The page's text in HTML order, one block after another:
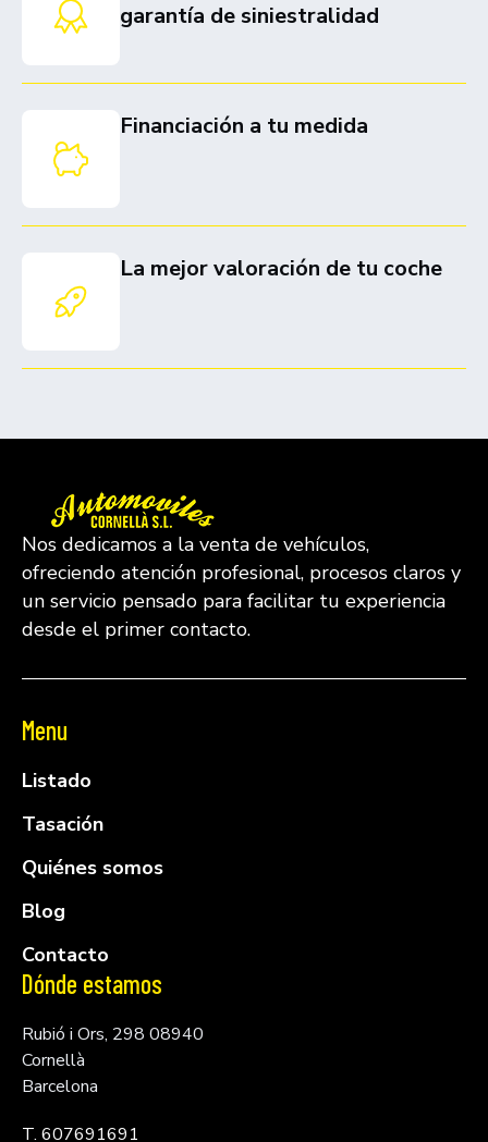
garantía de siniestralidad
Financiación a tu medida
La mejor valoración de tu coche
Nos dedicamos a la venta de vehículos,
ofreciendo atención profesional, procesos claros y
un servicio pensado para facilitar tu experiencia
desde el primer contacto.
Menu
Listado
Tasación
Quiénes somos
Blog
Contacto
Dónde estamos
Rubió i Ors, 298 08940
Cornellà
Barcelona
T. 607691691